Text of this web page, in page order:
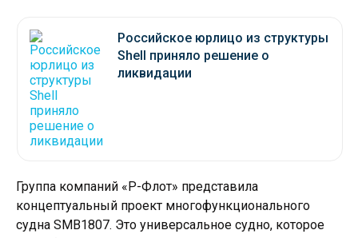
Российское юрлицо из структуры
Shell приняло решение о
ликвидации
Группа компаний «Р-Флот» представила
концептуальный проект многофункционального
судна SMB1807. Это универсальное судно, которое